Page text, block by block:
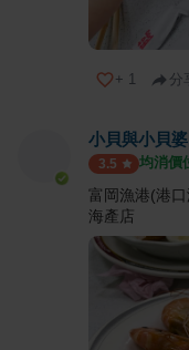
+ 1 分
小貝與小貝
3.5 均消價
富岡漁港(港
海產店